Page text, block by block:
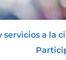
servicios a la